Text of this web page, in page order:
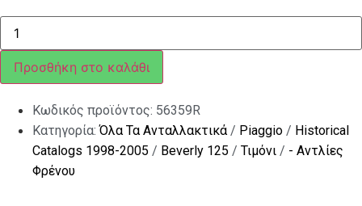
ΤΡΟΜΠΑ
ΦΡ
BEV
125/200-
CARN
ΔΕΞΙΑ
ποσότητα
Προσθήκη στο καλάθι
Κωδικός προϊόντος: 56359R
Κατηγορία:Όλα Τα Ανταλλακτικά/ Piaggio / Historical
Catalogs 1998-2005 / Beverly 125 / Τιμόνι / - Αντλίες
Φρένου